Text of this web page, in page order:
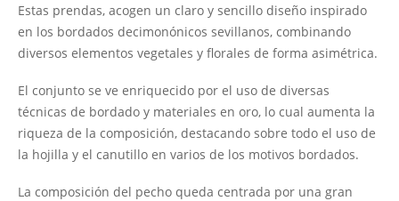
Estas prendas, acogen un claro y sencillo diseño inspirado
en los bordados decimonónicos sevillanos, combinando
diversos elementos vegetales y florales de forma asimétrica.
El conjunto se ve enriquecido por el uso de diversas
técnicas de bordado y materiales en oro, lo cual aumenta la
riqueza de la composición, destacando sobre todo el uso de
la hojilla y el canutillo en varios de los motivos bordados.
La composición del pecho queda centrada por una gran